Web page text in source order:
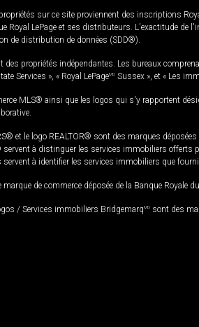
sur ce site proviennent des inscriptions
Royal LePage et ses distributeurs. L'exactitude de
de distribution de données (SDD®).
des propriétés indépendantes. Les bureaux
Services », « Royal LePageMD Sussex », et « Les
MLS® ainsi que les logos qui s'y rapportent
et le logo REALTOR® sont des marques
servent à distinguer les services immobiliers
servent à identifier les services immobiliers que
marque de commerce déposée de la Banque Royale
/ Services immobiliers BridgemarqMD sont des